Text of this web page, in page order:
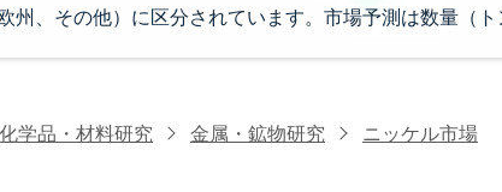
州、その他）に区分されています。市場予測は数量（ト
化学品・材料研究 金属・鉱物研究 ニッケル市場